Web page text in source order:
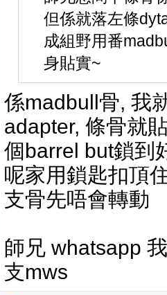
但係就落左條
成組野用番
身貼實~
係madbull骨, 我
adapter, 條骨就
個barrel but鎖到
呢家用鎖匙扣頂
支骨先唔會轉動
師兄 whatsapp
支mws